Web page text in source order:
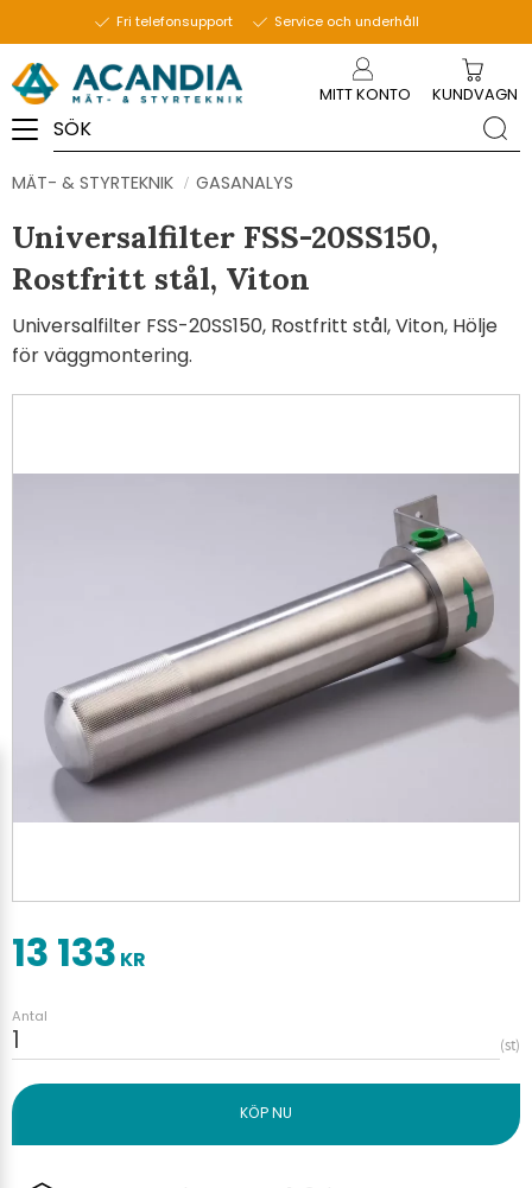
Fri telefonsupport Service och underhåll
MITT KONTO KUNDVAGN
MÄT- & STYRTEKNIK GASANALYS
Universalfilter FSS-20SS150,
Rostfritt stål, Viton
Universalfilter FSS-20SS150, Rostfritt stål, Viton, Hölje
för väggmontering.
13 133 KR
Antal
st